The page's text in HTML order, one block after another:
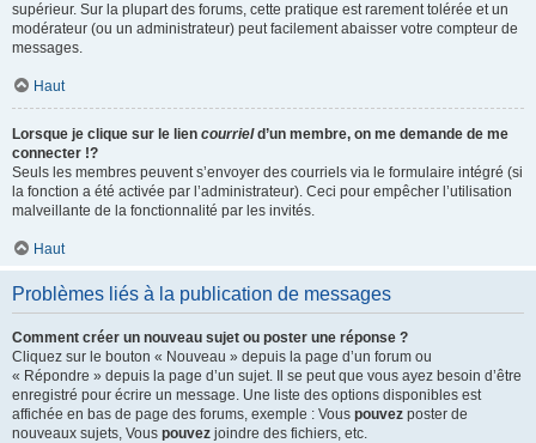
supérieur. Sur la plupart des forums, cette pratique est rarement tolérée et un
modérateur (ou un administrateur) peut facilement abaisser votre compteur de
messages.
Haut
Lorsque je clique sur le lien courrield’un membre, on me demande de me
connecter !?
Seuls les membres peuvent s’envoyer des courriels via le formulaire intégré (si
la fonction a été activée par l’administrateur). Ceci pour empêcher l’utilisation
malveillante de la fonctionnalité par les invités.
Haut
Problèmes liés à la publication de messages
Comment créer un nouveau sujet ou poster une réponse ?
Cliquez sur le bouton « Nouveau » depuis la page d’un forum ou
« Répondre » depuis la page d’un sujet. Il se peut que vous ayez besoin d’être
enregistré pour écrire un message. Une liste des options disponibles est
affichée en bas de page des forums, exemple : Vous pouvez poster de
nouveaux sujets, Vous pouvez joindre des fichiers, etc.